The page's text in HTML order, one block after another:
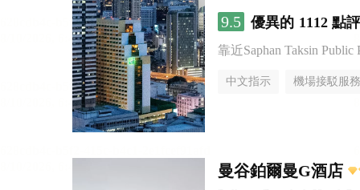
9.5 優異的 1112 點評
靠近Saphan Taksin Public
中文指示 機場接駁服務
曼谷鉑爾曼G酒店